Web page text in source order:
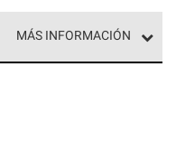
MÁS INFORMACIÓN
de techos
y requisitos estrictos